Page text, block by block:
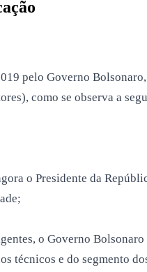
pelo Governo
como se observa a
o Presidente da
o Governo
e do segmento